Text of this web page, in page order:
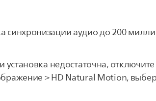
синхронизации аудио до 200
установка недостаточна,
> HD Natural Motion,